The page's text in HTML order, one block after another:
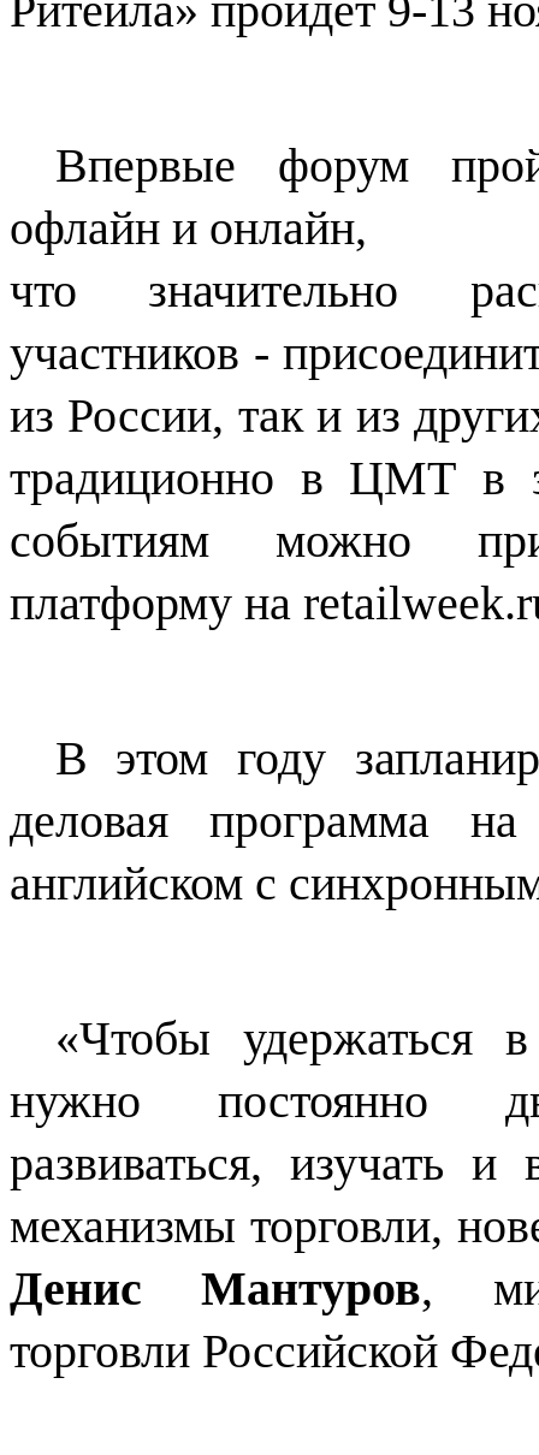
Впервые форум
офлайн и онлайн,
что значительно
участников -
из России, так и из
традиционно в ЦМТ в
событиям можно
платформу на
В этом году
деловая программа
английском с
«Чтобы удержаться
нужно постоянно
развиваться, изучать
механизмы торговли,
Денис Мантуров,
торговли Российской